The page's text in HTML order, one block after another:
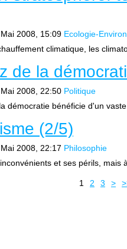
2008, 15:09 Ecologie-
climatique, les
de la
2008, 22:50 Politique
démocratie bénéficie d'un vaste
(2/5)
2008, 22:17 Philosophie
et ses périls, mais
1 2 3 >